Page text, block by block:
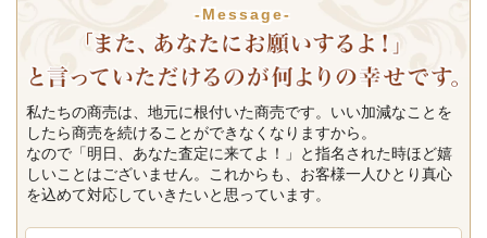
-Message-
私たちの商売は、地元に根付いた商売です。いい加減なことを
したら商売を続けることができなくなりますから。
なので「明日、あなた査定に来てよ！」と指名された時ほど嬉
しいことはございません。これからも、お客様一人ひとり真心
を込めて対応していきたいと思っています。